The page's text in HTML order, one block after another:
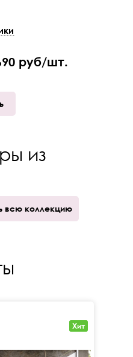
руб/шт.
из
всю коллекцию
Хит